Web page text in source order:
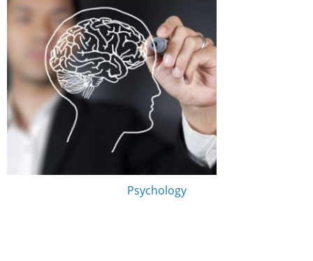
Psychology